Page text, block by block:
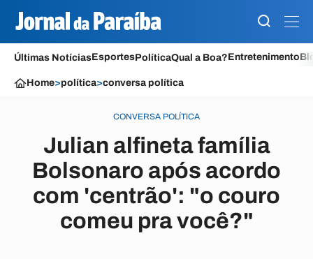
Últimas NotíciasEsportesPolíticaQual a Boa?Entretenimento
Home>política>conversa política
CONVERSA POLÍTICA
Julian alfineta família
Bolsonaro após acordo
com 'centrão': "o couro
comeu pra você?"